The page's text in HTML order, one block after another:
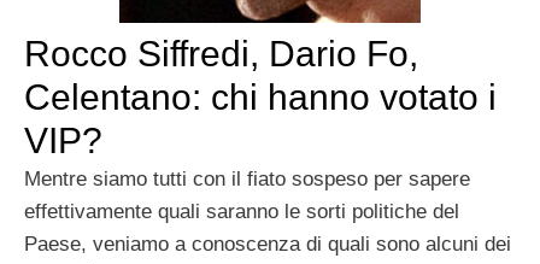
Rocco Siffredi, Dario Fo,
Celentano: chi hanno votato i
VIP?
Mentre siamo tutti con il fiato sospeso per sapere
effettivamente quali saranno le sorti politiche del
Paese, veniamo a conoscenza di quali sono alcuni dei